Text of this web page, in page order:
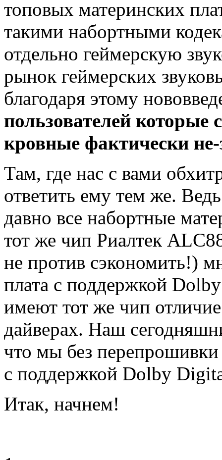
топовых материнских
такими набортными
отдельно геймерскую
рынок геймерских
благодаря этому
пользователей которые
кровные фактически
Там, где нас с вами
ответить ему тем же.
давно все набортные
тот же чип Риалтек
не против сэкономить!)
плата с поддержкой
имеют тот же чип
дайверах. Наш
что мы без
с поддержкой Dolby
Итак, начнем!